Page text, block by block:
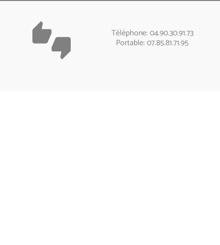
Téléphone: 04.90.30.91.73
Portable: 07.85.81.71.95
thumbs_up_down